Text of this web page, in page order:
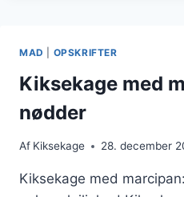
MAD OPSKRIFTER
Kiksekage med
nødder
Af Kiksekage 28. december
Kiksekage med